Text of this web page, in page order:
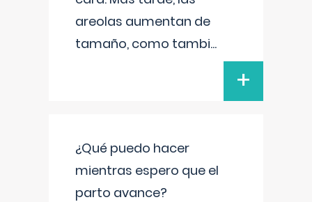
areolas aumentan de
tamaño, como tambi...
+
¿Qué puedo hacer
mientras espero que el
parto avance?